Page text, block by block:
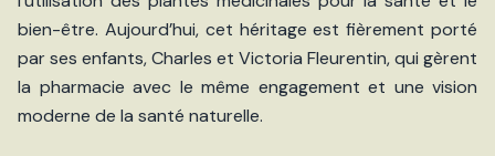
bien-être. Aujourd’hui, cet héritage est fièrement porté
par ses enfants, Charles et Victoria Fleurentin, qui gèrent
la pharmacie avec le même engagement et une vision
moderne de la santé naturelle.